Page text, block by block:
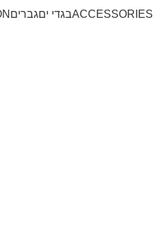
ACCESSORIESבגדי יםגברים